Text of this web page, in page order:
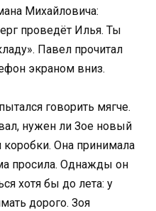
Михайловича:
проведёт Илья. Ты
Павел прочитал
экраном вниз.
говорить мягче.
нужен ли Зое новый
коробки. Она принимала
просила. Однажды он
хотя бы до лета: у
дорого. Зоя